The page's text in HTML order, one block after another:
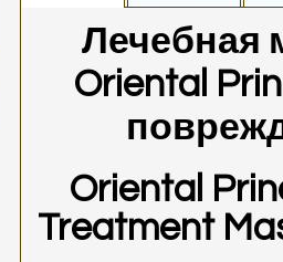
Лечебная
Oriental
Oriental
Treatment